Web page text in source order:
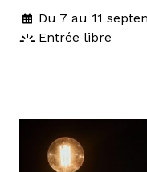
Du 7 au 11
Entrée libre